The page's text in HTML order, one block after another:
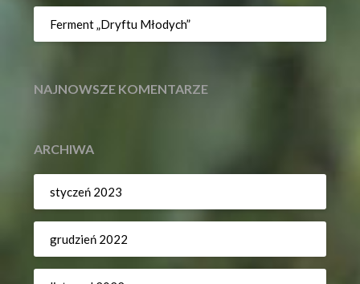
Ferment „Dryftu Młodych”
NAJNOWSZE KOMENTARZE
ARCHIWA
styczeń 2023
grudzień 2022